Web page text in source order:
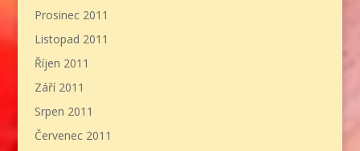
Prosinec 2011
Listopad 2011
Říjen 2011
Září 2011
Srpen 2011
Červenec 2011